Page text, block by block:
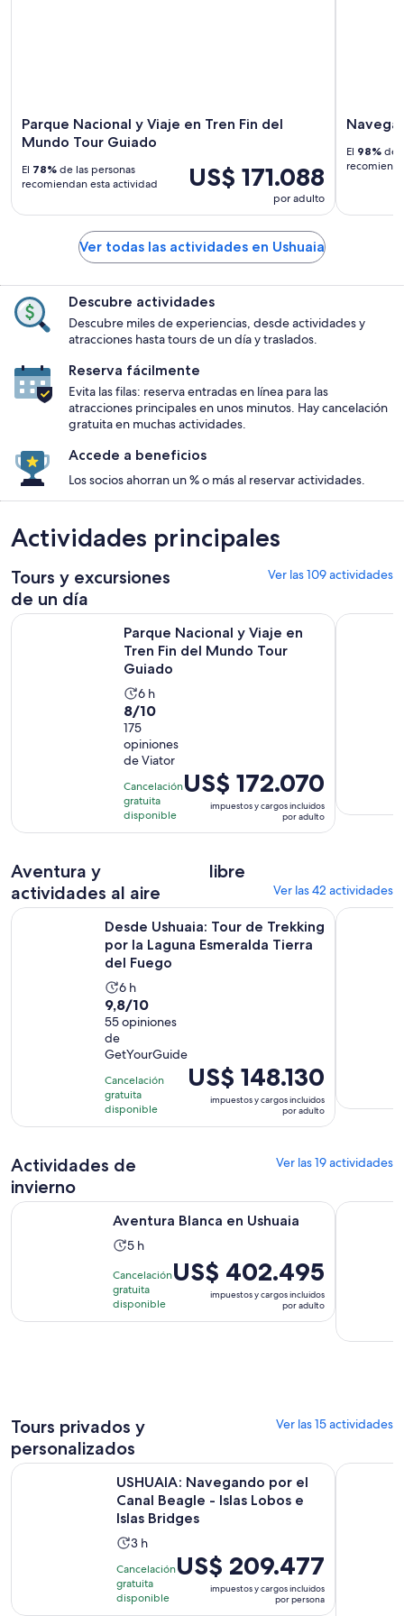
Parque Nacional y Viaje en Tren Fin del
Mundo Tour Guiado
US$ 171.088
por adulto
El 78% de las personas
recomiendan esta actividad
El 98% de
Ver todas las actividades en Ushuaia
Descubre actividades
Descubre miles de experiencias, desde actividades y
atracciones hasta tours de un día y traslados.
Reserva fácilmente
Evita las filas: reserva entradas en línea para las
atracciones principales en unos minutos. Hay cancelación
gratuita en muchas actividades.
Accede a beneficios
Los socios ahorran un % o más al reservar actividades.
Actividades principales
Tours y excursiones
de un día
Ver las 109 actividades
Parque Nacional y Viaje en
Tren Fin del Mundo Tour
Guiado
La
actividad
dura
6
horas
6 h
8.0
de
10
con
175
opiniones
8/10
175
opiniones
de Viator
Cancelación
gratuita
disponible
El
precio
de
US$ 172.070
impuestos y cargos incluidos
por adulto
Parque Nacional y Viaje en Tren Fin del Mundo Tour Guiado
Aventura y
actividades al aire
libre
Ver las 42 actividades
Desde Ushuaia: Tour de Trekking
por la Laguna Esmeralda Tierra
del Fuego
La
actividad
dura
6
horas
6 h
9.8
de
10
con
55
opiniones
9,8/10
55 opiniones
de
GetYourGuide
Cancelación
gratuita
disponible
El
precio
de
US$ 148.130
impuestos y cargos incluidos
por adulto
Desde Ushuaia: Tour de Trekking por la Laguna Esmeralda
Ruta de
Actividades de
invierno
Ver las 19 actividades
Aventura Blanca en Ushuaia
La
actividad
dura
5
horas
5 h
Cancelación
gratuita
disponible
El
precio
de
US$ 402.495
impuestos y cargos incluidos
por adulto
Aventura Blanca en Ushuaia Se abrirá en una nueva pestaña
Aventura
Tours privados y
personalizados
Ver las 15 actividades
USHUAIA: Navegando por el
Canal Beagle - Islas Lobos e
Islas Bridges
La
actividad
dura
3
3 h
Cancelación
gratuita
disponible
El
precio
US$ 209.477
impuestos y cargos incluidos
por persona
USHUAIA: Navegando por el Canal Beagle - Islas Lobos e
Parque